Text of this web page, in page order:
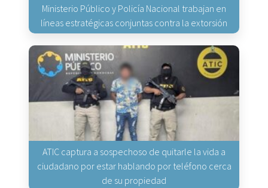
Ministerio Público y Policía Nacional trabajan en
líneas estratégicas conjuntas contra la extorsión
ATIC captura a sospechoso de quitarle la vida a
ciudadano por estar hablando por teléfono cerca
de su propiedad